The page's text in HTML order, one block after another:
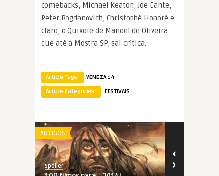
comebacks, Michael Keaton, Joe Dante,
Peter Bogdanovich, Christophé Honoré e,
claro, o Quixote de Manoel de Oliveira
que até a Mostra SP, sai crítica.
Article Tags:
VENEZA 14
Article Categories:
FESTIVAIS
ARTIGOS
Spoiler